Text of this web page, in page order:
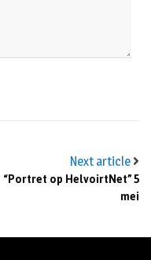
Next article
“Portret op HelvoirtNet” 5
mei